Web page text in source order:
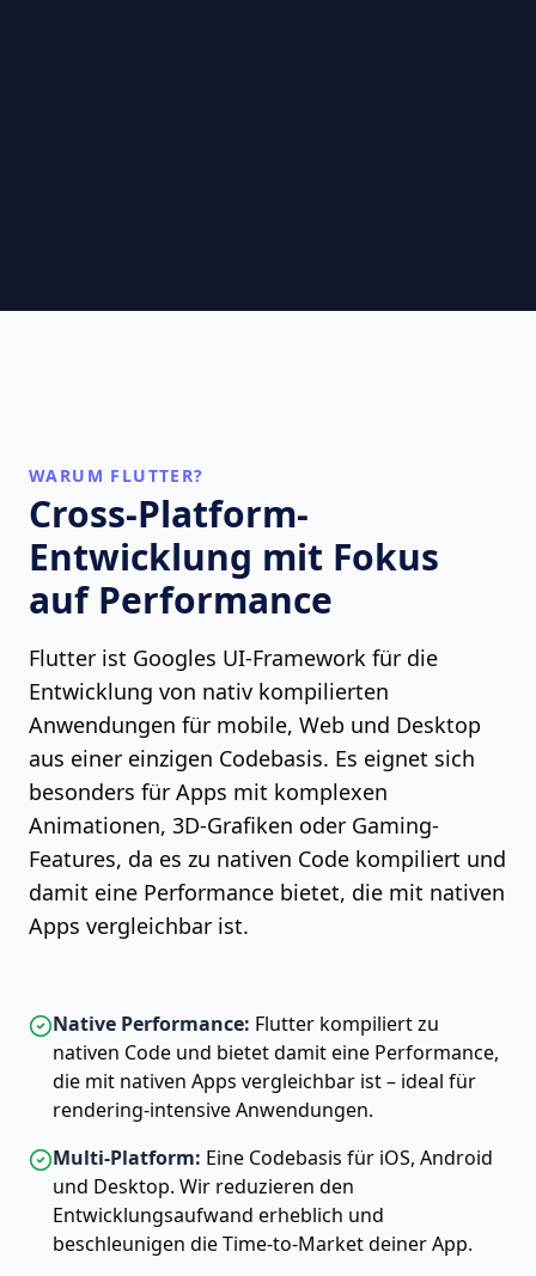
WARUM FLUTTER?
Cross-Platform-
Entwicklung mit Fokus
auf Performance
Flutter ist Googles UI-Framework für die
Entwicklung von nativ kompilierten
Anwendungen für mobile, Web und Desktop
aus einer einzigen Codebasis. Es eignet sich
besonders für Apps mit komplexen
Animationen, 3D-Grafiken oder Gaming-
Features, da es zu nativen Code kompiliert und
damit eine Performance bietet, die mit nativen
Apps vergleichbar ist.
Native Performance: Flutter kompiliert zu
nativen Code und bietet damit eine Performance,
die mit nativen Apps vergleichbar ist – ideal für
rendering-intensive Anwendungen.
Multi-Platform: Eine Codebasis für iOS, Android
und Desktop. Wir reduzieren den
Entwicklungsaufwand erheblich und
beschleunigen die Time-to-Market deiner App.